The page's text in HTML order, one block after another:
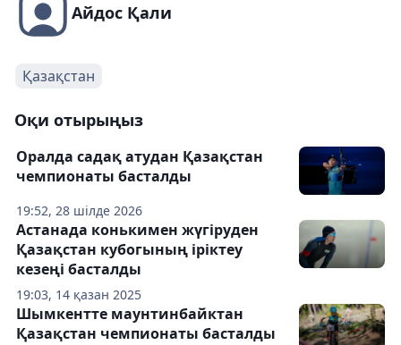
Айдос Қали
Қазақстан
Оқи отырыңыз
19:52, 28 шілде 2026
Оралда садақ атудан Қазақстан
чемпионаты басталды
19:03, 14 қазан 2025
Астанада конькимен жүгіруден
Қазақстан кубогының іріктеу
кезеңі басталды
Шымкентте маунтинбайктан
Қазақстан чемпионаты басталды